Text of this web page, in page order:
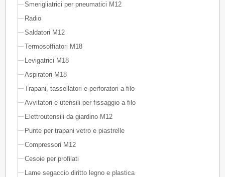
Smerigliatrici per pneumatici M12
Radio
Saldatori M12
Termosoffiatori M18
Levigatrici M18
Aspiratori M18
Trapani, tassellatori e perforatori a filo
Avvitatori e utensili per fissaggio a filo
Elettroutensili da giardino M12
Punte per trapani vetro e piastrelle
Compressori M12
Cesoie per profilati
Lame segaccio diritto legno e plastica